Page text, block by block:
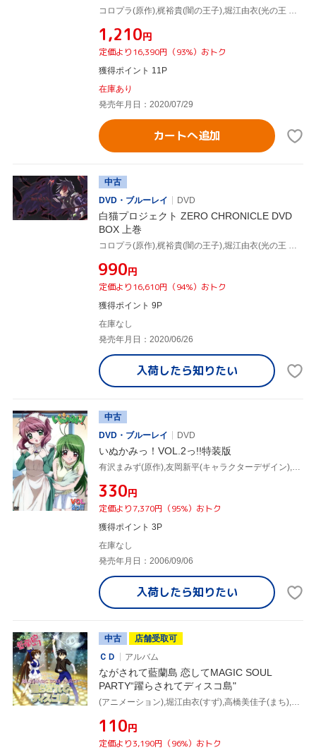
コロプラ(原作),梶裕貴(闇の王子),堀江由衣(光の王 アイリス),バトリ勝悟(ファイオス),奥田陽介(キャラクターデザイン),岩崎琢(音楽)
¥1,210円
定価より16,390円（93%）おトク
獲得ポイント 11P
在庫あり
発売年月日：2020/07/29
カートへ追加
中古
DVD・ブルーレイ
DVD
白猫プロジェクト ZERO CHRONICLE DVD
BOX 上巻
コロプラ(原作),梶裕貴(闇の王子),堀江由衣(光の王 アイリス),バトリ勝悟(ファイオス),奥田陽介(キャラクターデザイン),岩崎琢(音楽)
¥990円
定価より16,610円（94%）おトク
獲得ポイント 9P
在庫なし
発売年月日：2020/06/26
入荷したら知りたい
中古
DVD・ブルーレイ
DVD
いぬかみっ！VOL.2っ!!特装版
有沢まみず(原作),友岡新平(キャラクターデザイン),堀江由衣(ようこ),福山潤(川平啓太)
¥330円
定価より7,370円（95%）おトク
獲得ポイント 3P
在庫なし
発売年月日：2006/09/06
入荷したら知りたい
中古
店舗受取可
ＣＤ
アルバム
ながされて藍蘭島 恋してMAGIC SOUL
PARTY“躍らされてディスコ島"
(アニメーション),堀江由衣(すず),高橋美佳子(まち),千葉紗子(あやね),白石涼子(りん),伊藤静(ちかげ),長谷川静香(ゆきの),下野紘(行人)
¥110円
定価より3,190円（96%）おトク